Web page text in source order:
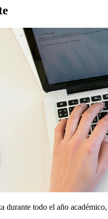
todo el año